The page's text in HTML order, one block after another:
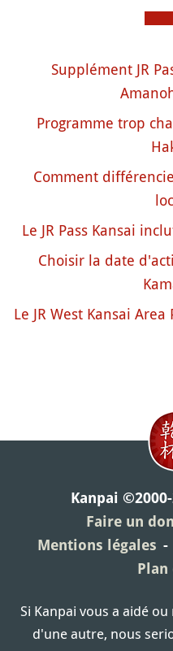
Supplément JR
Programme trop
Comment
Le JR Pass Kansai
Choisir la date
Le JR West Kansai
Kanpai
Faire un don
Mentions légales
Plan
Si Kanpai vous a aidé
d'une autre, nous